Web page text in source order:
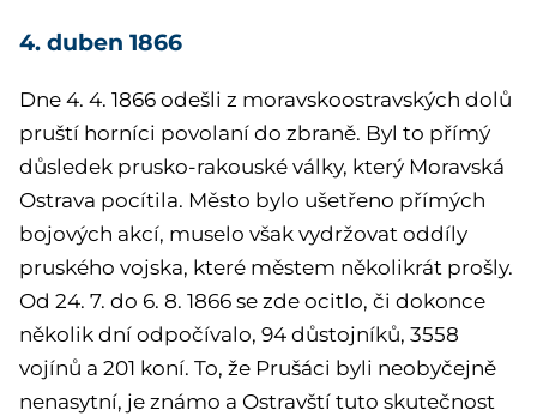
4. duben 1866
Dne 4. 4. 1866 odešli z moravskoostravských dolů
pruští horníci povolaní do zbraně. Byl to přímý
důsledek prusko-rakouské války, který Moravská
Ostrava pocítila. Město bylo ušetřeno přímých
bojových akcí, muselo však vydržovat oddíly
pruského vojska, které městem několikrát prošly.
Od 24. 7. do 6. 8. 1866 se zde ocitlo, či dokonce
několik dní odpočívalo, 94 důstojníků, 3558
vojínů a 201 koní. To, že Prušáci byli neobyčejně
nenasytní, je známo a Ostravští tuto skutečnost